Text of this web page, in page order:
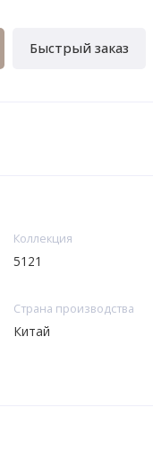
Быстрый заказ
Коллекция
5121
Страна производства
Китай